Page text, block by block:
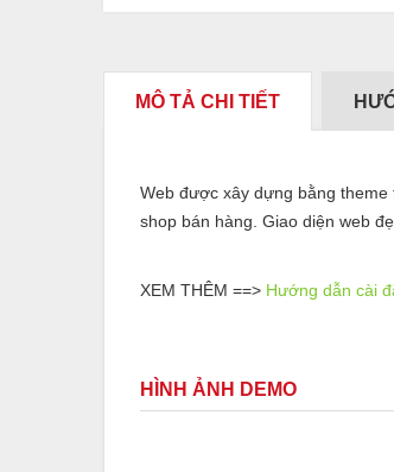
MÔ TẢ CHI TIẾT
Web được xây dựng bằng
shop bán hàng. Giao diện web
XEM THÊM ==> Hướng dẫn cài
HÌNH ẢNH DEMO